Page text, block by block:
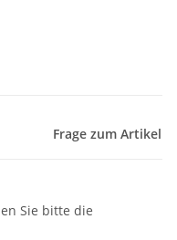
Frage zum Artikel
Sie bitte die